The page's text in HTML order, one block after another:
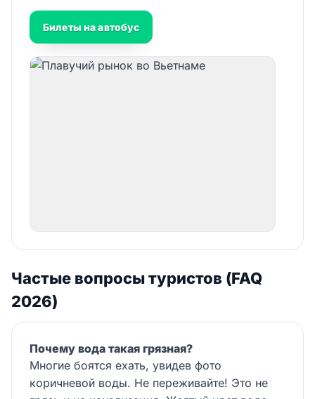
Билеты на автобус
Частые вопросы туристов (FAQ
2026)
Почему вода такая грязная?
Многие боятся ехать, увидев фото
коричневой воды. Не переживайте! Это не